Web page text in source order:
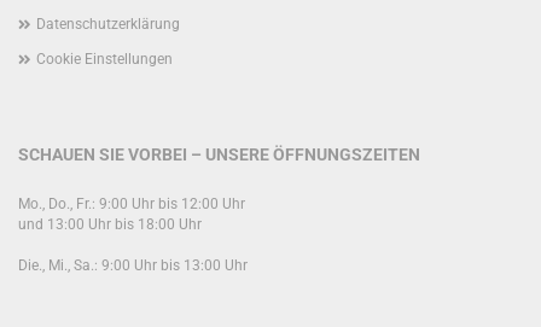
Datenschutzerklärung
Cookie Einstellungen
SCHAUEN SIE VORBEI – UNSERE ÖFFNUNGSZEITEN
Mo., Do., Fr.: 9:00 Uhr bis 12:00 Uhr
und 13:00 Uhr bis 18:00 Uhr
Die., Mi., Sa.: 9:00 Uhr bis 13:00 Uhr